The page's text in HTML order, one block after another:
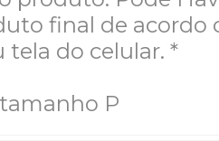
final de acordo
do celular. *
P